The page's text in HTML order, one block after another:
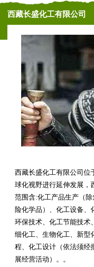
西藏长盛化工有限公司
西藏长盛化工有限公司位
球化视野进行延伸发展，
范围含:化工产品生产（
险化学品）、化工设备
环保技术、化工节能技术
细化工、生物化工、新型
程、化工设计（依法须经
展经营活动）。。